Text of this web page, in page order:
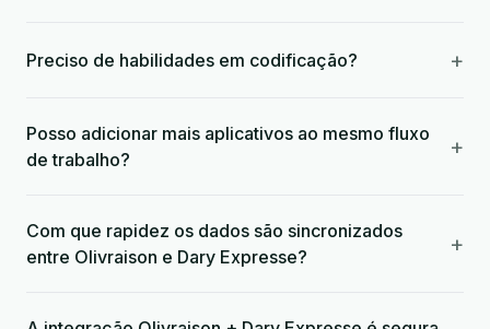
Preciso de habilidades em codificação? +
Posso adicionar mais aplicativos ao mesmo fluxo
de trabalho?
+
Com que rapidez os dados são sincronizados
entre Olivraison e Dary Expresse?
+